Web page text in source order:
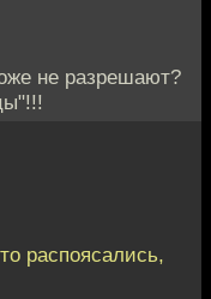
не разрешают?
распоясались,